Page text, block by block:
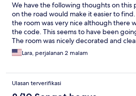
We have the following thoughts on this
on the road would make it easier to
the room was very nice although there
the code. This seems to have been
The room was nicely decorated and
drawers for clothing. The property is
interpretation was a ɔuiet environment.
neighbors who sounded like they were
This went on until near midnight. On
10 pm so there was no one to call.
Lara, perjalanan 2 malam
Ulasan terverifikasi